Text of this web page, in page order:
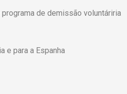
de demissão voluntáriria
e para a Espanha